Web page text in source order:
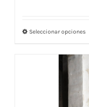
Seleccionar opciones